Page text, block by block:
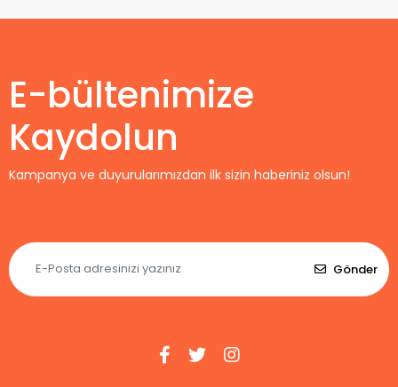
Bryant 8 James 6
E-bültenimize
Kaydolun
Kampanya ve duyurularımızdan ilk sizin haberiniz olsun!
Gönder